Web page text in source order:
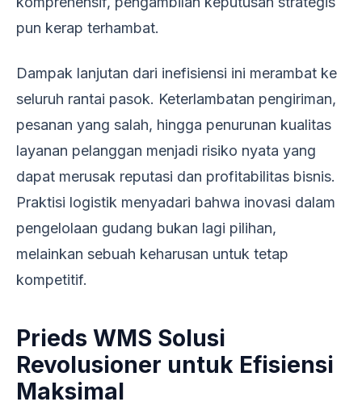
pun kerap terhambat.
Dampak lanjutan dari inefisiensi ini merambat ke
seluruh rantai pasok. Keterlambatan pengiriman,
pesanan yang salah, hingga penurunan kualitas
layanan pelanggan menjadi risiko nyata yang
dapat merusak reputasi dan profitabilitas bisnis.
Praktisi logistik menyadari bahwa inovasi dalam
pengelolaan gudang bukan lagi pilihan,
melainkan sebuah keharusan untuk tetap
kompetitif.
Prieds WMS Solusi
Revolusioner untuk Efisiensi
Maksimal